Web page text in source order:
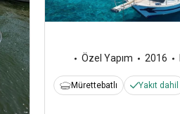
Özel Yapım 2016
Mürettebatlı Yakıt dahil